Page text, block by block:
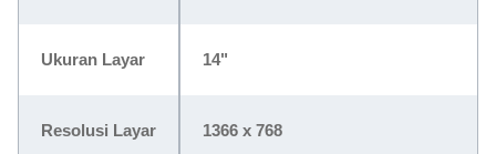
Ukuran Layar 14"
Resolusi Layar 1366 x 768